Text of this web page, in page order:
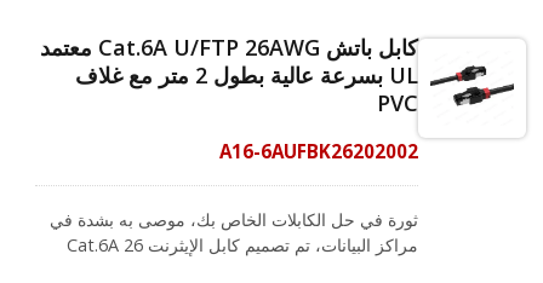
سبعة ألوان للاختيار من بينها لتسمية تطبيقات مختلفة
في الكابلات لدعم نظام ترميز الألوان ANSI/TIA-606.
المعايير لأنظمة الكابلات. إذا كنت ترغب في الحصول
على معلومات حول تخطيط الأسلاك المناسب، يرجى
الاتصال بفريقنا الآن!
كابل باتش Cat.6A U/FTP 26AWG معتمد
UL بسرعة عالية بطول 2 متر مع غلاف
PVC
A16-6AUFBK26202002
ثورة في حل الكابلات الخاص بك، موصى به بشدة في
مراكز البيانات، تم تصميم كابل الإيثرنت Cat.6A 26